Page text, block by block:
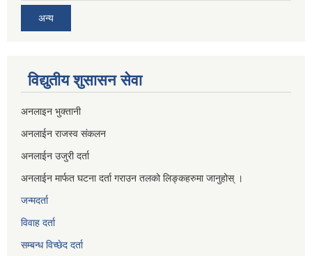
अन्य
विद्युतीय शुसासन सेवा
अनलाइन भुक्तानी
अनलाईन राजस्व संकलन
अनलाईन उजुरी दर्ता
अनलाईन मार्फत घटना दर्ता गराउन तलको लिङ्कहरुमा जानुहोस् ।
जन्मदर्ता
विवाह दर्ता
सम्बन्ध विच्छेद दर्ता